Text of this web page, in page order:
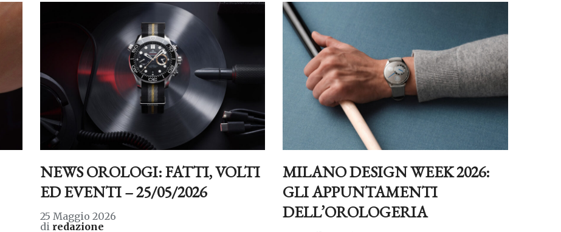
NEWS OROLOGI: FATTI, VOLTI
ED EVENTI – 25/05/2026
25 Maggio 2026
di redazione
MILANO DESIGN WEEK 2026:
GLI APPUNTAMENTI
DELL’OROLOGERIA